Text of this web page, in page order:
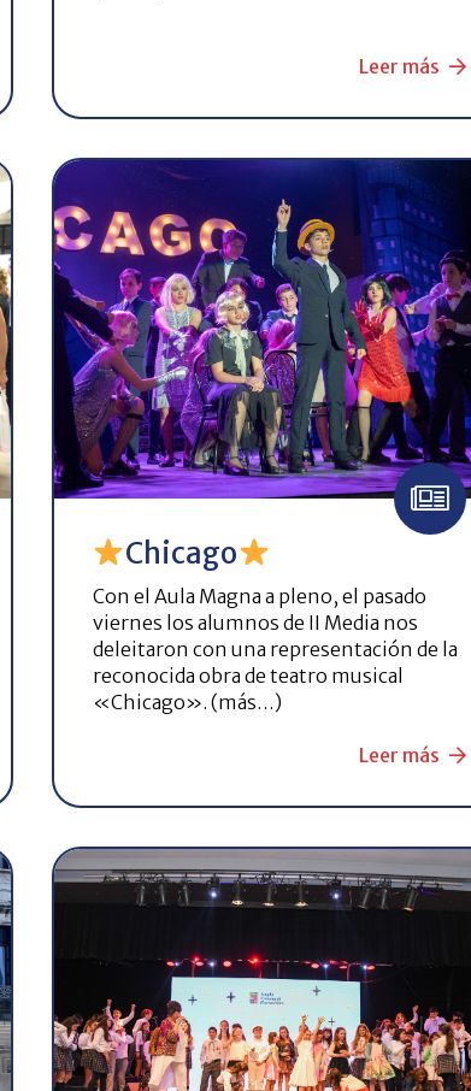
Leer más
Chicago
Con el Aula Magna a pleno, el pasado
viernes los alumnos de II Media nos
deleitaron con una representación de la
reconocida obra de teatro musical
«Chicago». (más…)
Leer más